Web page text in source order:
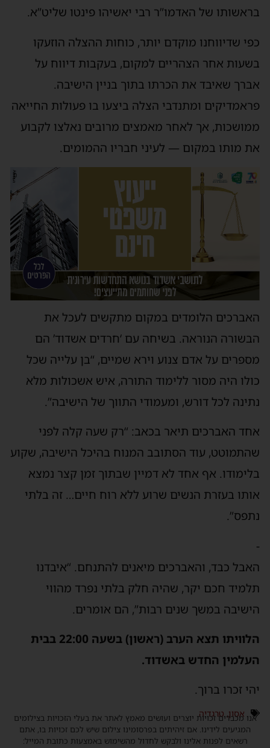
בראשותו של האדמו”ר רבי יאשיהו פינטו שליט”א.
כפי שדיווחנו מוקדם יותר, כוחות ההצלה הוזעקו
בשעות אחר הצהריים למקום, בעקבות דיווח על
אברך שאיבד את הכרתו בתוך בניין הישיבה.
פראמדיקים ומתנדבי הצלה ביצעו בו פעולות החייאה
ממושכות, אך לאחר מאמצים מרובים נאלצו לקבוע
את מותו במקום — לעיני חבריו ההמומים.
האברכים הלומדים במקום מתקשים לעכל את
הבשורה הנוראה. בשיחה עם ‘חרדים אשדוד’ הם
מספרים על אדם צנוע וירא שמיים, “בן עלייה שכל
כולו היה מסור ללימוד התורה, איש אשכולות מלא
נתינה לכל דורש, ומעמודי התווך של הישיבה”.
אחד האברכים תיאר בכאב: “רק שעה קלה לפני
שהתמוטט, עוד הסתובב המנוח בהיכל הישיבה, שקוע
בלימודו. אף אחד לא דמיין שבתוך זמן קצר נמצא
אותו בעזרת הנשים שרוע ללא רוח חיים… זה בלתי
נתפס”.
-
האבל כבד, והאברכים מיאנים להתנחם. “איבדנו
תלמיד חכם יקר, שהיה חלק בלתי נפרד מהווי
הישיבה במשך שנים רבות”, הם אומרים.
הלוויתו תצא הערב (ראשון) בשעה 22:00 בבית
העלמין החדש באשדוד.
יהי זכרו ברוך.
אסון,טרגדיה
אנו מכבדים זכויות יוצרים ועושים מאמץ לאתר את בעלי הזכויות בצילומים
המגיעים לידינו. אם זיהיתים בפרסומינו צילום שיש לכם זכויות בו, אתם
רשאים לפנות אלינו ולבקש לחדול מהשימוש באמצעות כתובת המייל: